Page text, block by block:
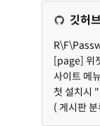
깃허
사이트 메
첫 설치시